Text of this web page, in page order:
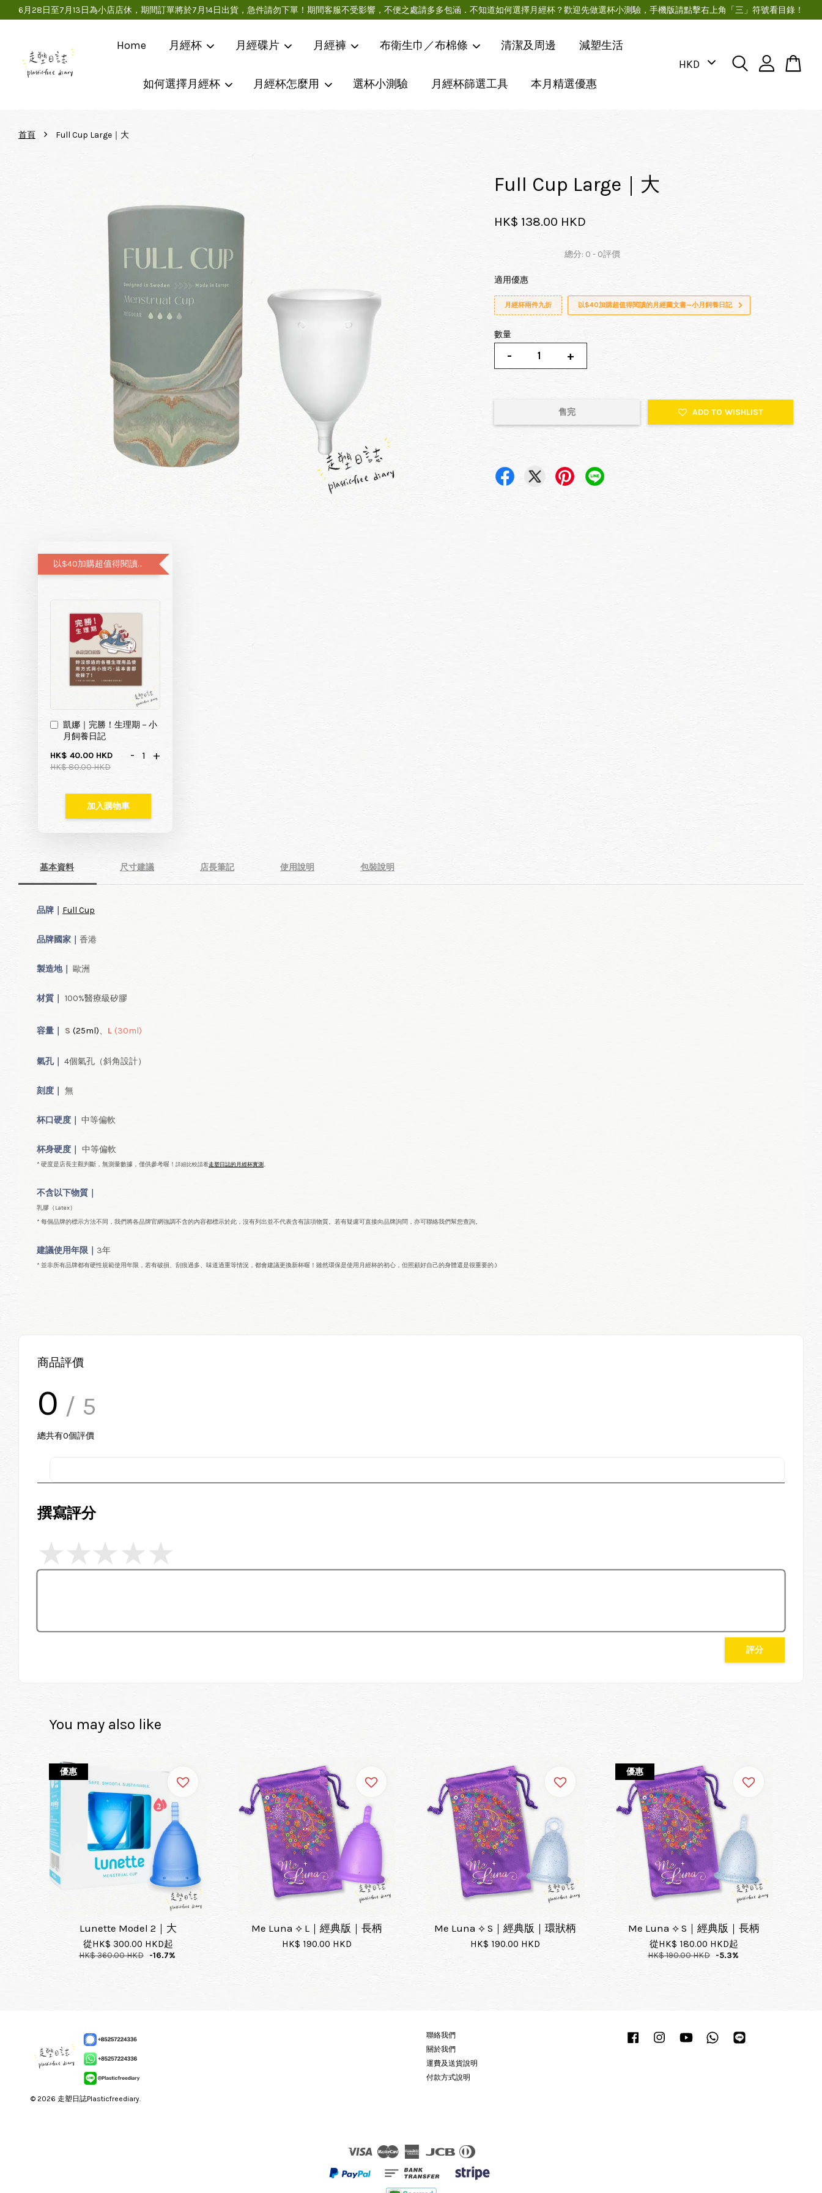
6月28日至7月13日為小店店休，期間訂單將於7月14日出貨，急件請勿下單！期間客服不受影響，不便之處請多多包涵．不知道如何選擇月經杯？歡迎先做選杯小測驗，手機版請點擊右上角「三」符號看目錄！
Home 月經杯 月經碟片 月經褲 布衛生巾／布棉條 清潔及周邊 減塑生活
如何選擇月經杯 月經杯怎麼用 選杯小測驗 月經杯篩選工具 本月精選優惠
首頁 › Full Cup Large｜大
Full Cup Large｜大
HK$ 138.00 HKD
總分: 0 - 0評價
適用優惠
月經杯兩件九折 以$40加購超值得閱讀的月經圖文書—小月飼養日記
數量
- +
售完 ADD TO WISHLIST
以$40加購超值得閱讀的月經圖文書—小月飼養日記
凱娜｜完勝！生理期－小
月飼養日記
HK$ 40.00 HKD
HK$ 80.00 HKD
- +
加入購物車
基本資料 尺寸建議 店長筆記 使用說明 包裝說明
品牌｜ Full Cup
品牌國家｜ 香港
製造地｜ 歐洲
材質｜ 100%醫療級矽膠
容量 S (25ml)、 L (30ml)
氣孔｜ 4個氣孔（斜角設計）
刻度｜ 無
杯口硬度｜ 中等偏軟
杯身硬度｜ 中等偏軟
* 硬度是店長主觀判斷，無測量數據，僅供參考喔！ 詳細比較請看走塑日誌的月經杯實測
不含以下物質｜
乳膠（Latex）
* 每個品牌的標示方法不同，我們將各品牌官網強調不含的內容都標示於此，沒有列出並不代表含有該項物質。若有疑慮可直接向品牌詢問，亦可聯絡我們幫您查詢。
建議使用年限｜ 3年
* 並非所有品牌都有硬性規範使用年限，若有破損、刮痕過多、味道過重等情況，都會建議更換新杯喔！雖然環保是使用月經杯的初心，但照顧好自己的身體還是很重要的:)
商品評價
0 / 5
總共有0個評價
撰寫評分
評分
You may also like
優惠
Lunette Model 2｜大
從HK$ 300.00 HKD起
HK$ 360.00 HKD -16.7%
Me Luna ⟡ L｜經典版｜長柄
HK$ 190.00 HKD
Me Luna ⟡ S｜經典版｜環狀柄
HK$ 190.00 HKD
優惠
Me Luna ⟡ S｜經典版｜長柄
從HK$ 180.00 HKD起
HK$ 190.00 HKD -5.3%
© 2026 走塑日誌Plasticfreediary.
聯絡我們
關於我們
運費及送貨說明
付款方式說明
FacebookInstagramYouTube Whatsapp
Visa Master
American
JCB
Diners